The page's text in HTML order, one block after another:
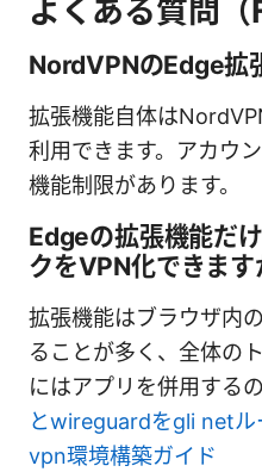
よくある質問（
NordVPNのEdge拡
拡張機能自体は
利用できます。アカウ
機能制限があります。
Edgeの拡張機能だ
クをVPN化できます
拡張機能はブラウザ内
ることが多く、全体の
にはアプリを併用する
とwireguardをgli netル
vpn環境構築ガイド